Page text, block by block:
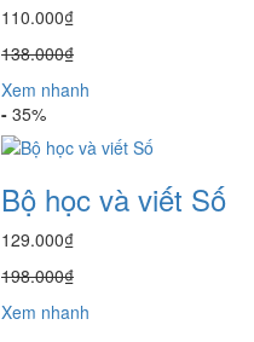
110.000₫
138.000₫
Xem nhanh
- 35%
Bộ học và viết Số
129.000₫
198.000₫
Xem nhanh